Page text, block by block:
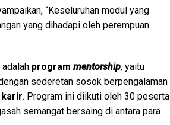
“Keseluruhan modul yang
yang dihadapi oleh perempuan
program mentorship, yaitu
sederetan sosok berpengalaman
karir. Program ini diikuti oleh 30 peserta
semangat bersaing di antara para